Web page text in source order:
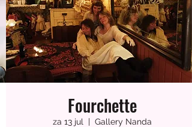
Meerdere datums
Fourchette
za 13 jul
  |
Gallery Nanda